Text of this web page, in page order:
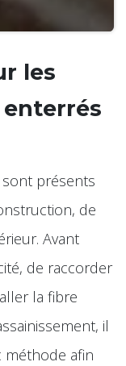
les
sont présents
de
Avant
de raccorder
la fibre
il
méthode afin